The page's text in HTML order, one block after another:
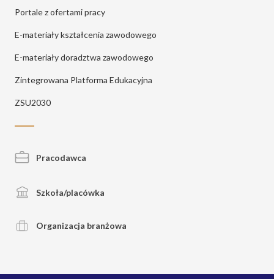
Portale z ofertami pracy
E-materiały kształcenia zawodowego
E-materiały doradztwa zawodowego
Zintegrowana Platforma Edukacyjna
ZSU2030
Pracodawca
Szkoła/placówka
Organizacja branżowa